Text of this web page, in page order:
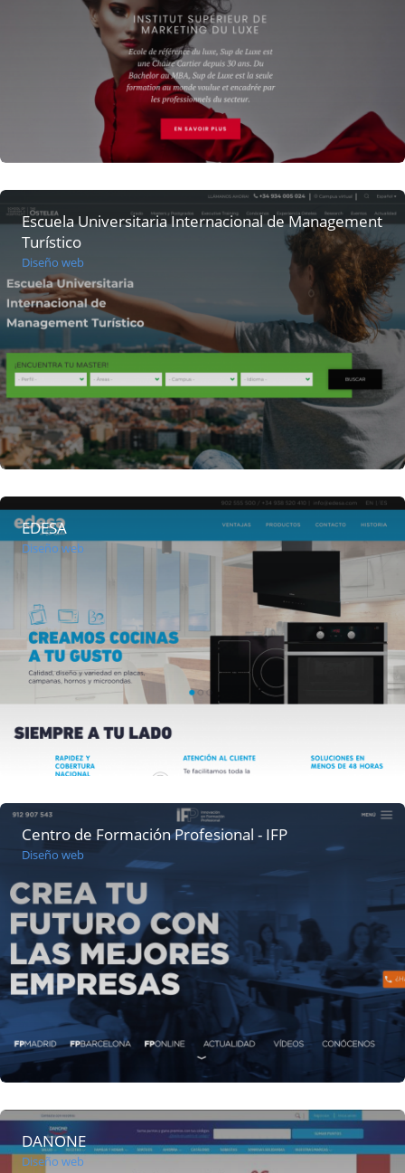
Escuela Universitaria Internacional de Management
Turístico
Diseño web
EDESA
Diseño web
Centro de Formación Profesional - IFP
Diseño web
DANONE
Diseño web